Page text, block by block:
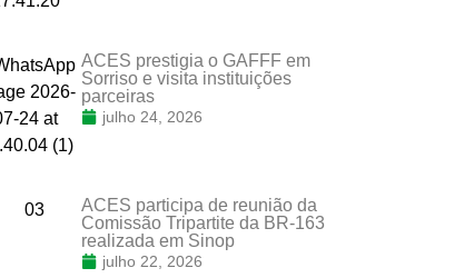
ACES prestigia o GAFFF em
Sorriso e visita instituições
parceiras
julho 24, 2026
ACES participa de reunião da
Comissão Tripartite da BR-163
realizada em Sinop
julho 22, 2026